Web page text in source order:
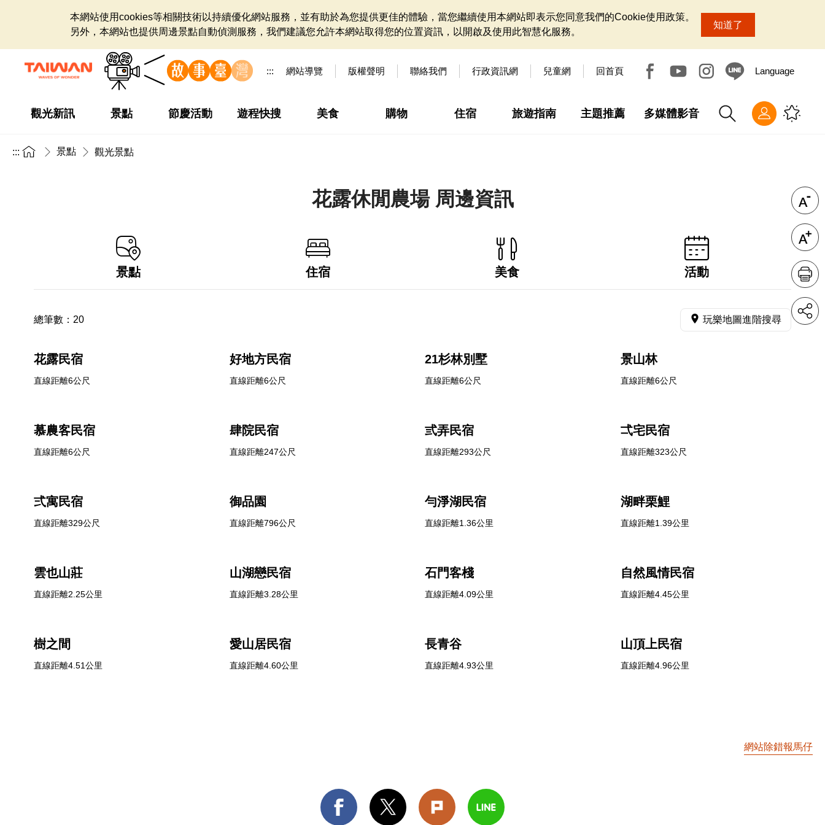
本網站使用cookies等相關技術以持續優化網站服務，並有助於為您提供更佳的體驗，當您繼續使用本網站即表示您同意我們的Cookie使用政策。
另外，本網站也提供周邊景點自動偵測服務，我們建議您允許本網站取得您的位置資訊，以開啟及使用此智慧化服務。
知道了
::: 網站導覽 版權聲明 聯絡我們 行政資訊網 兒童網 回首頁 Language
觀光新訊 景點 節慶活動 遊程快搜 美食 購物 住宿 旅遊指南 主題推薦 多媒體影音
::: 景點 觀光景點
花露休閒農場 周邊資訊
景點 住宿 美食 活動
總筆數： 20 玩樂地圖進階搜尋
花露民宿
直線距離6公尺
好地方民宿
直線距離6公尺
21杉林別墅
直線距離6公尺
景山林
直線距離6公尺
慕農客民宿
直線距離6公尺
肆院民宿
直線距離247公尺
弎弄民宿
直線距離293公尺
弌宅民宿
直線距離323公尺
弍寓民宿
直線距離329公尺
御品園
直線距離796公尺
勻淨湖民宿
直線距離1.36公里
湖畔栗鯉
直線距離1.39公里
雲也山莊
直線距離2.25公里
山湖戀民宿
直線距離3.28公里
石門客棧
直線距離4.09公里
自然風情民宿
直線距離4.45公里
樹之間
直線距離4.51公里
愛山居民宿
直線距離4.60公里
長青谷
直線距離4.93公里
山頂上民宿
直線距離4.96公里
網站除錯報馬仔